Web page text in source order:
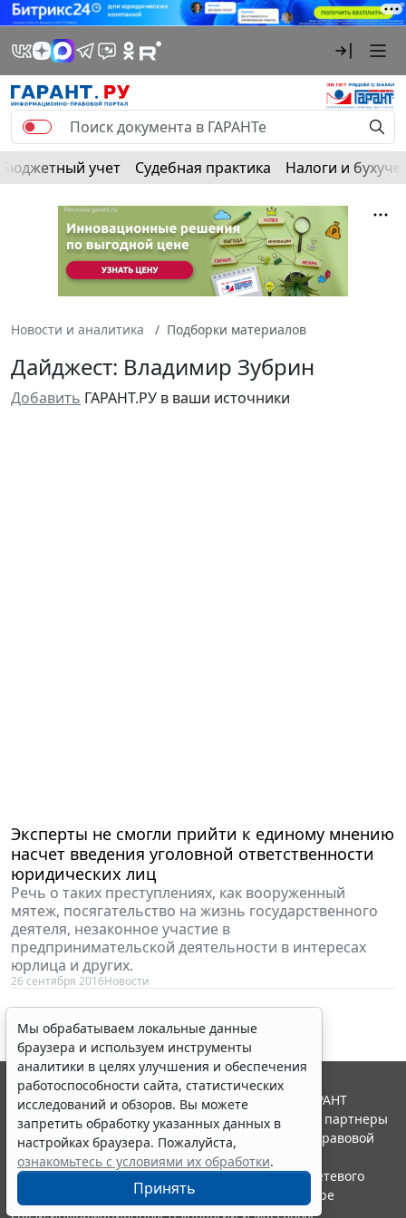
Бюджетный учет Судебная практика Налоги и
Новости и аналитика Подборки материалов
Дайджест: Владимир Зубрин
Добавить ГАРАНТ.РУ в ваши источники
Эксперты не смогли прийти к единому мнению
насчет введения уголовной ответственности
юридических лиц
Речь о таких преступлениях, как вооруженный
мятеж, посягательство на жизнь государственного
деятеля, незаконное участие в
предпринимательской деятельности в интересах
юрлица и других.
26 сентября 2016Новости
Мы обрабатываем локальные данные
браузера и используем инструменты
аналитики в целях улучшения и обеспечения
работоспособности сайта, статистических
исследований и обзоров. Вы можете
запретить обработку указанных данных в
настройках браузера. Пожалуйста,
ознакомьтесь с условиями их обработки.
Принять
© ООО "НПП "ГАРАНТ-СЕРВИС", 2026. Система ГАРАНТ
выпускается с 1990 года. Компания "Гарант" и ее партнеры
являются участниками Российской ассоциации правовой
информации ГАРАНТ.
Портал ГАРАНТ.РУ зарегистрирован в качестве сетевого
издания Федеральной службой по надзору в сфере
связи,информационных технологий и массовых